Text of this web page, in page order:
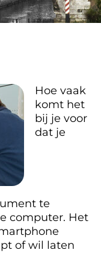
Hoe vaak
komt het
bij je voor
dat je
te
computer. Het
of wil laten